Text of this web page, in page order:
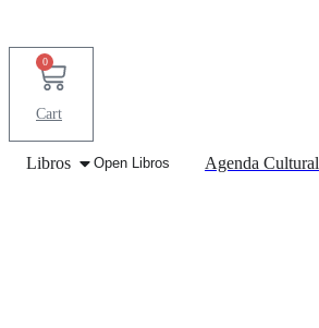
0
Cart
Libros Open Libros Agenda Cultural